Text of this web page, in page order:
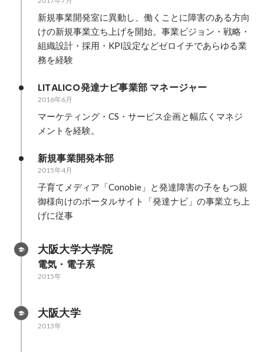
新規事業開発室に異動し、働くことに障害のある方向
けの新規事業立ち上げを開始。事業ビジョン・戦略・
組織設計・採用・KPI設定などゼロイチであらゆる業
務を経験
LITALICO発達ナビ事業部 マネージャー
2016年6月
マーケティング・CS・サービス企画と幅広くマネジ
メントを経験。
新規事業開発本部
2015年4月
子育てメディア「Conobie」と発達障害の子をもつ親
御様向けのポータルサイト「発達ナビ」の事業立ち上
げに従事
大阪大学大学院
電気・電子系
2015年
大阪大学
2013年